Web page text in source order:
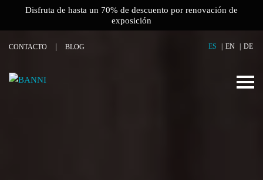
Disfruta de hasta un 70% de descuento por renovación de
exposición
CONTACTO BLOG ES EN DE